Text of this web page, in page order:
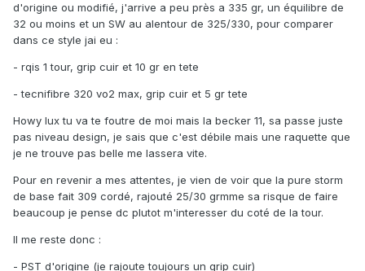
d'origine ou modifié, j'arrive a peu près a 335 gr, un équilibre de
32 ou moins et un SW au alentour de 325/330, pour comparer
dans ce style jai eu :
- rqis 1 tour, grip cuir et 10 gr en tete
- tecnifibre 320 vo2 max, grip cuir et 5 gr tete
Howy lux tu va te foutre de moi mais la becker 11, sa passe juste
pas niveau design, je sais que c'est débile mais une raquette que
je ne trouve pas belle me lassera vite.
Pour en revenir a mes attentes, je vien de voir que la pure storm
de base fait 309 cordé, rajouté 25/30 grmme sa risque de faire
beaucoup je pense dc plutot m'interesser du coté de la tour.
Il me reste donc :
- PST d'origine (je rajoute toujours un grip cuir)